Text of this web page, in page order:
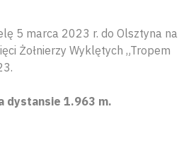
5 marca 2023 r. do Olsztyna na
Żołnierzy Wyklętych „Tropem
dystansie 1.963 m.